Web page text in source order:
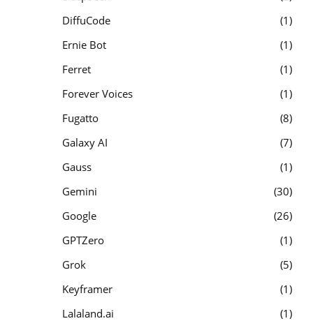
DiffuCode
1
Ernie Bot
1
Ferret
1
Forever Voices
1
Fugatto
8
Galaxy AI
7
Gauss
1
Gemini
30
Google
26
GPTZero
1
Grok
5
Keyframer
1
Lalaland.ai
1